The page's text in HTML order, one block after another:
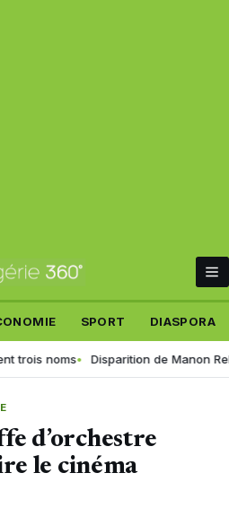
SPORT DIASPORA
Disparition de Manon
d’orchestre
le cinéma